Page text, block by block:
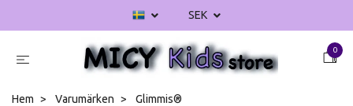
SEK
0
Hem Varumärken
Glimmis®